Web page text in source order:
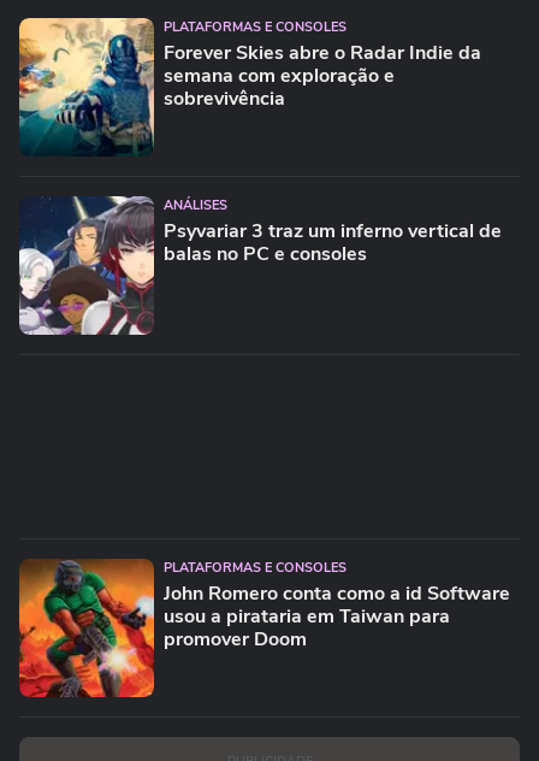
PLATAFORMAS E CONSOLES
Forever Skies abre o Radar Indie da
semana com exploração e
sobrevivência
ANÁLISES
Psyvariar 3 traz um inferno vertical de
balas no PC e consoles
PLATAFORMAS E CONSOLES
John Romero conta como a id Software
usou a pirataria em Taiwan para
promover Doom